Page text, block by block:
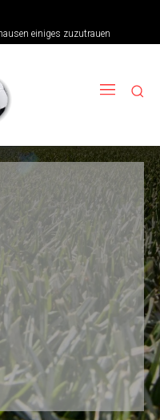
einiges zuzutrauen
Tanz auf drei Hochzeiten gut